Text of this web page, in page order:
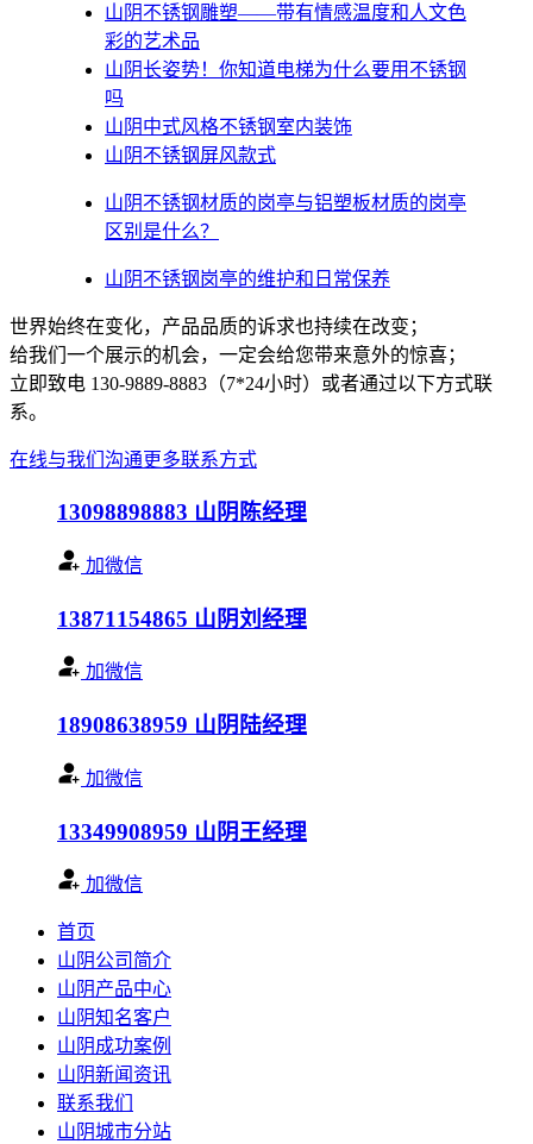
山阴不锈钢雕塑——带有情感温度和人文色
彩的艺术品
山阴​长姿势！你知道电梯为什么要用不锈钢
吗
山阴中式风格不锈钢室内装饰
山阴不锈钢屏风款式
山阴不锈钢材质的岗亭与铝塑板材质的岗亭
区别是什么？
山阴不锈钢岗亭的维护和日常保养
世界始终在变化，产品品质的诉求也持续在改变；
给我们一个展示的机会，一定会给您带来意外的惊喜；
立即致电 130-9889-8883（7*24小时）或者通过以下方式联
系。
在线与我们沟通更多联系方式
13098898883 山阴陈经理
加微信
13871154865 山阴刘经理
加微信
18908638959 山阴陆经理
加微信
13349908959 山阴王经理
加微信
首页
山阴公司简介
山阴产品中心
山阴知名客户
山阴成功案例
山阴新闻资讯
联系我们
山阴城市分站